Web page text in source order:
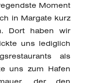
Moment
in Margate kurz
Dort haben wir
uns lediglich
als
uns zum Hafen